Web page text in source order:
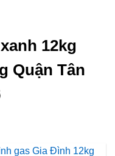
12kg
Quận Tân